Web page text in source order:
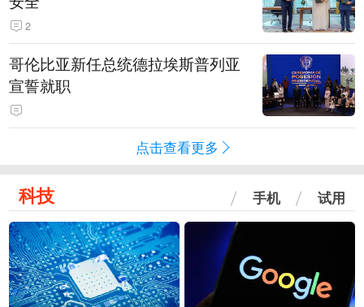
2
哥伦比亚新任总统德拉埃斯普列亚
宣誓就职
点击查看更多
科技 手机 试用